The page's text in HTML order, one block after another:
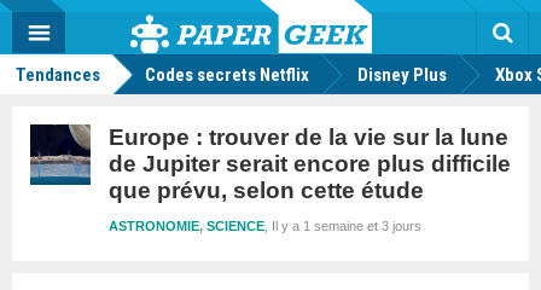
Actu
geek
MENU
Tendances Codes secrets Netflix Disney Plus Xbox
Europe : trouver de la vie sur la lune
de Jupiter serait encore plus difficile
que prévu, selon cette étude
Il y a 1 semaine et 3 jours
ASTRONOMIE, SCIENCE
Mode
FacebookTwitter Youtube